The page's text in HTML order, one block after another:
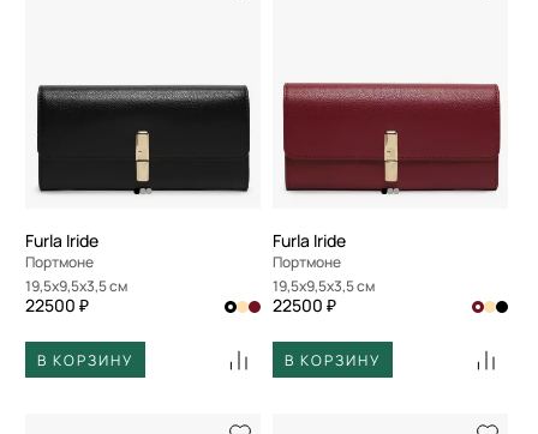
Furla Iride
Портмоне
19,5x9,5x3,5 см
22500 ₽
В КОРЗИНУ
Furla Iride
Портмоне
19,5x9,5x3,5 см
22500 ₽
В КОРЗИНУ